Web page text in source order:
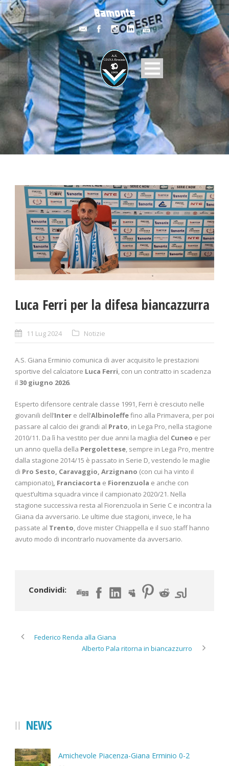
Luca Ferri per la difesa biancazzurra
11 Lug 2024 Notizie
A.S. Giana Erminio comunica di aver acquisito le prestazioni
sportive del calciatore Luca Ferri, con un contratto in scadenza
il 30 giugno 2026.
Esperto difensore centrale classe 1991, Ferri è cresciuto nelle
giovanili dell’Inter e dell’Albinoleffefino alla Primavera, per poi
passare al calcio dei grandi al Prato, in Lega Pro, nella stagione
2010/11. Da lì ha vestito per due anni la maglia del Cuneo e per
un anno quella della Pergolettese, sempre in Lega Pro, mentre
dalla stagione 2014/15 è passato in Serie D, vestendo le maglie
di Pro Sesto, Caravaggio, Arzignano (con cui ha vinto il
campionato), Franciacorta e Fiorenzuola e anche con
quest’ultima squadra vince il campionato 2020/21. Nella
stagione successiva resta al Fiorenzuola in Serie C e incontra la
Giana da avversario. Le ultime due stagioni, invece, le ha
passate al Trento, dove mister Chiappella e il suo staff hanno
avuto modo di incontrarlo nuovamente da avversario.
Condividi:
Federico Renda alla Giana
Alberto Pala ritorna in biancazzurro
NEWS
Amichevole Piacenza-Giana Erminio 0-2